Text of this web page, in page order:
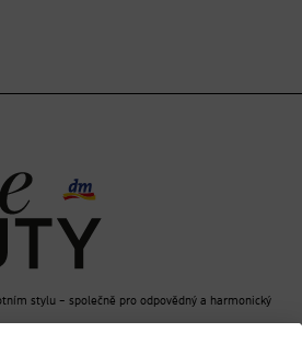
stylu – společně pro odpovědný a harmonický